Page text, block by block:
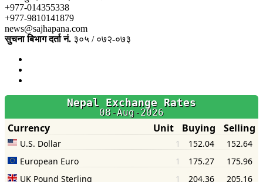
+977-014355338
+977-9810141879
news@sajhapana.com
सुचना बिभाग दर्ता नं. ३०५ / ०७२-०७३